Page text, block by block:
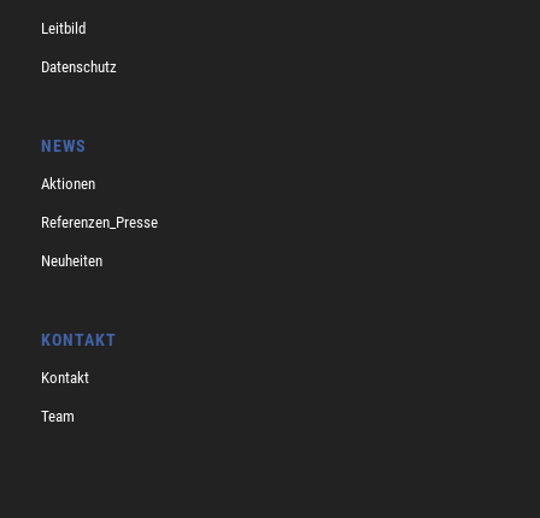
Leitbild
Datenschutz
NEWS
Aktionen
Referenzen_Presse
Neuheiten
KONTAKT
Kontakt
Team